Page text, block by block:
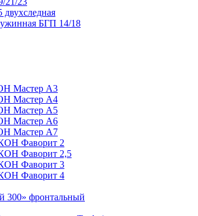
двухследная
БГП 14/18
Мастер А3
Мастер А4
Мастер А5
Мастер А6
Мастер А7
Фаворит 2
Фаворит 2,5
Фаворит 3
Фаворит 4
300» фронтальный